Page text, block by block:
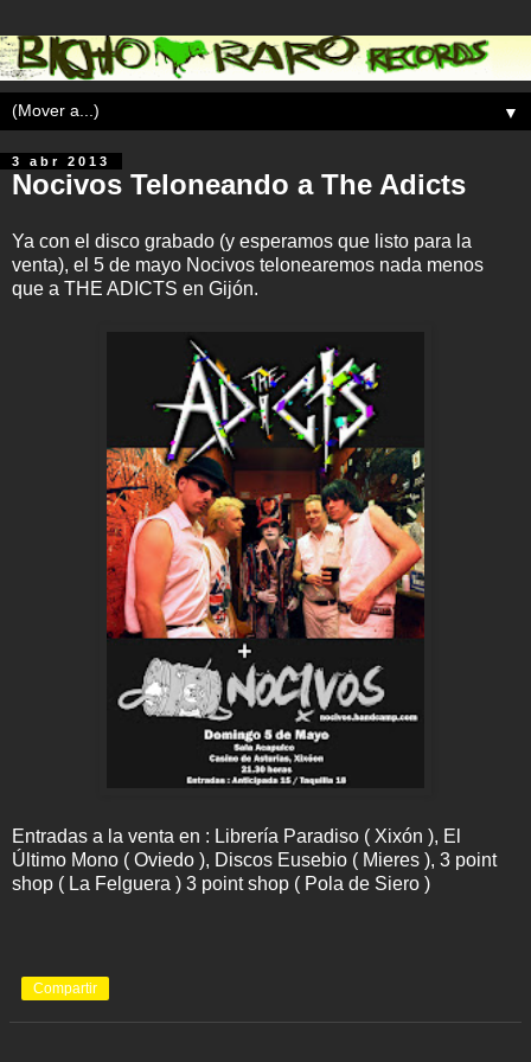
▼
3 abr 2013
Nocivos Teloneando a The Adicts
Ya con el disco grabado (y esperamos que listo para la
venta), el 5 de mayo Nocivos telonearemos nada menos
que a THE ADICTS en Gijón.
Entradas a la venta en : Librería Paradiso ( Xixón ), El
Último Mono ( Oviedo ), Discos Eusebio ( Mieres ), 3 point
shop ( La Felguera ) 3 point shop ( Pola de Siero )
Compartir